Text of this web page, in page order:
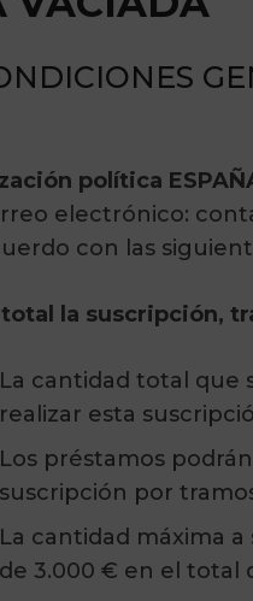
política
electrónico:
con las
la suscripción,
La cantidad total que
realizar esta
Los préstamos
suscripción por
La cantidad máxima
de 3.000 € en el total